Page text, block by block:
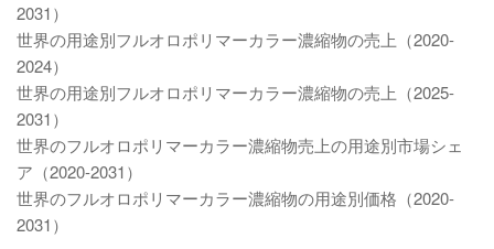
2031）
世界の用途別フルオロポリマーカラー濃縮物の売上（2020-
2024）
世界の用途別フルオロポリマーカラー濃縮物の売上（2025-
2031）
世界のフルオロポリマーカラー濃縮物売上の用途別市場シェ
ア（2020-2031）
世界のフルオロポリマーカラー濃縮物の用途別価格（2020-
2031）